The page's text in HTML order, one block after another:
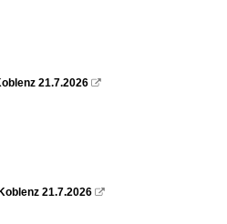
21.7.2026 
21.7.2026 